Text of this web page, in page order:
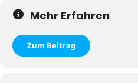
Mehr Erfahren
Zum Beitrag